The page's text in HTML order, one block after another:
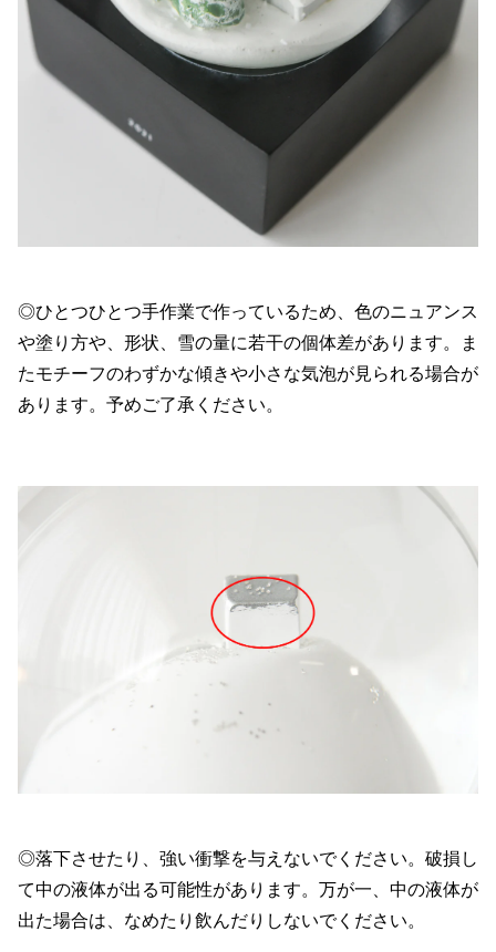
◎ひとつひとつ手作業で作っているため、色のニュアンス
や塗り方や、形状、雪の量に若干の個体差があります。ま
たモチーフのわずかな傾きや小さな気泡が見られる場合が
あります。予めご了承ください。
◎落下させたり、強い衝撃を与えないでください。破損し
て中の液体が出る可能性があります。万が一、中の液体が
出た場合は、なめたり飲んだりしないでください。